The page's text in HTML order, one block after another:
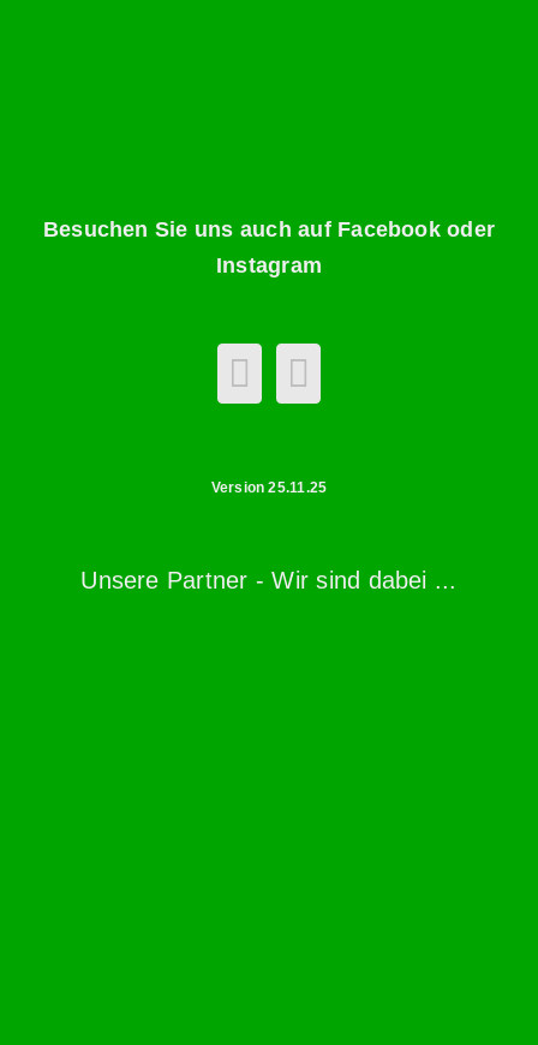
Besuchen Sie uns auch auf Facebook oder
Instagram
Version 25.11.25
Unsere Partner - Wir sind dabei ...